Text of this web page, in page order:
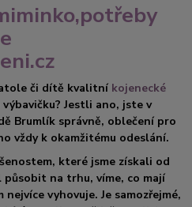
či dítě kvalitní kojenecké
výbavičku? Jestli ano, jste v
Brumlík správně, oblečení pro
vždy k okamžitému odeslání.
které jsme získali od
působit na trhu, víme, co mají
vyhovuje. Je samozřejmé,